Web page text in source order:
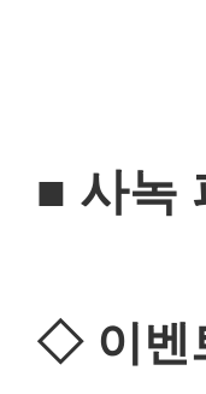
■ 사녹
◇ 이벤